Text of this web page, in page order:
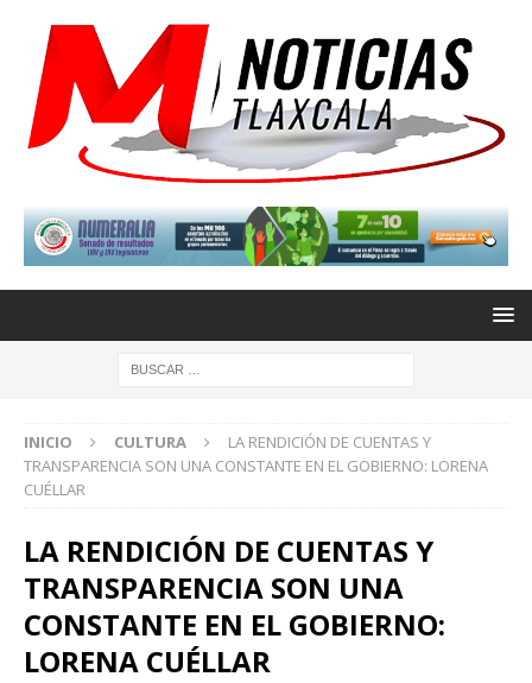
INICIO CULTURA
LA RENDICIÓN DE CUENTAS Y
TRANSPARENCIA SON UNA CONSTANTE EN EL GOBIERNO: LORENA
CUÉLLAR
LA RENDICIÓN DE CUENTAS Y
TRANSPARENCIA SON UNA
CONSTANTE EN EL GOBIERNO:
LORENA CUÉLLAR